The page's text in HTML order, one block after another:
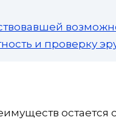
и проверку
остается